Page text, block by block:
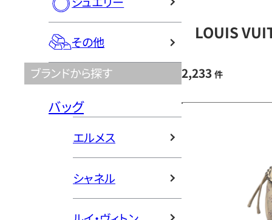
その他
ブランドから探す
バッグ
エルメス
シャネル
LOUIS
2,233 件